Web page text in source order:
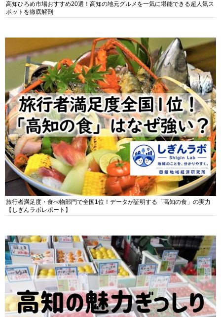
高知ひろめ市場おすすめ20選！高知の地元グルメを一気に堪能できる超人気ス
ポットを徹底解剖
旅行者満足度・食べ物部門で全国1位！データが証明する「高知の食」の実力
【しぎんラボレポート】